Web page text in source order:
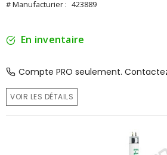
# Manufacturier : 423889
En inventaire
Compte PRO seulement.
VOIR LES DÉTAILS